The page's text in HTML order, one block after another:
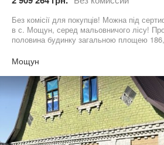
Без комісії для покупців! Можна під
в с. Мощун, серед мальовничого лісу!
половина будинку загальною площею
затишне місце серед природи — ідеальний
цінує комфорт і тишу. Усі комунікації
житловий, можна одразу заїжджати.
постійного проживання або заміського
розташування: село Мощун, Київська
Ділянка: 10 сотих (призначення-під
житлового будинку). Торг Оформлення
будинок,1% земельної ділянки.
Детальна інформація по телефону
Мощун